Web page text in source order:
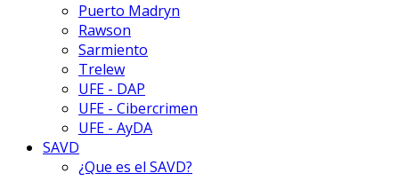
Puerto Madryn
Rawson
Sarmiento
Trelew
UFE - DAP
UFE - Cibercrimen
UFE - AyDA
SAVD
¿Que es el SAVD?